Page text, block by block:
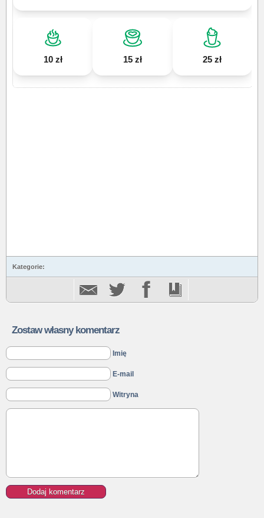
10 zł 15 zł 25 zł
Kategorie:
Zostaw własny komentarz
Imię
E-mail
Witryna